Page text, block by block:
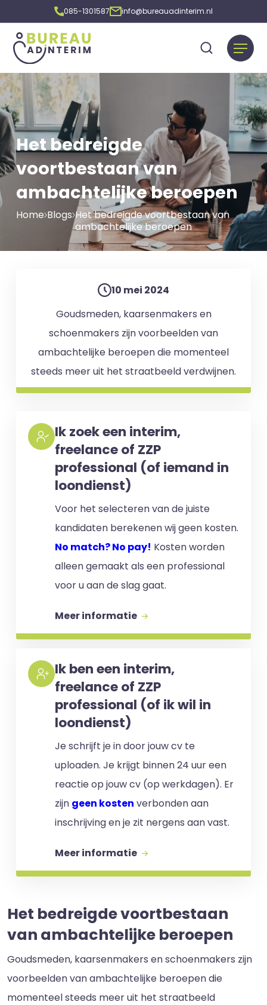
085-1301587 info@bureauadinterim.nl
Het bedreigde
voortbestaan van
ambachtelijke beroepen
Home Blogs Het bedreigde voortbestaan van
ambachtelijke beroepen
10 mei 2024
Goudsmeden, kaarsenmakers en
schoenmakers zijn voorbeelden van
ambachtelijke beroepen die momenteel
steeds meer uit het straatbeeld verdwijnen.
Ik zoek een interim,
freelance of ZZP
professional (of iemand in
loondienst)
Voor het selecteren van de juiste
kandidaten berekenen wij geen kosten.
No match? No pay! Kosten worden
alleen gemaakt als een professional
voor u aan de slag gaat.
Meer informatie
Ik ben een interim,
freelance of ZZP
professional (of ik wil in
loondienst)
Je schrijft je in door jouw cv te
uploaden. Je krijgt binnen 24 uur een
reactie op jouw cv (op werkdagen). Er
zijn geen kosten verbonden aan
inschrijving en je zit nergens aan vast.
Meer informatie
Het bedreigde voortbestaan
van ambachtelijke beroepen
Goudsmeden, kaarsenmakers en schoenmakers zijn
voorbeelden van ambachtelijke beroepen die
momenteel steeds meer uit het straatbeeld